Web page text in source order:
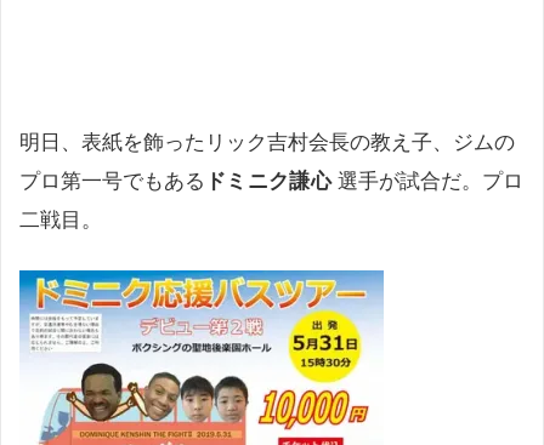
明日、表紙を飾ったリック吉村会長の教え子、ジムの
プロ第一号でもある ドミニク謙心選手が試合だ。プロ
二戦目。